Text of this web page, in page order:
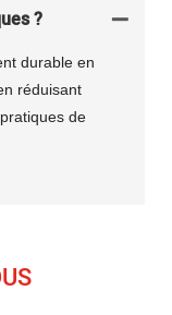
?
durable en
réduisant
de